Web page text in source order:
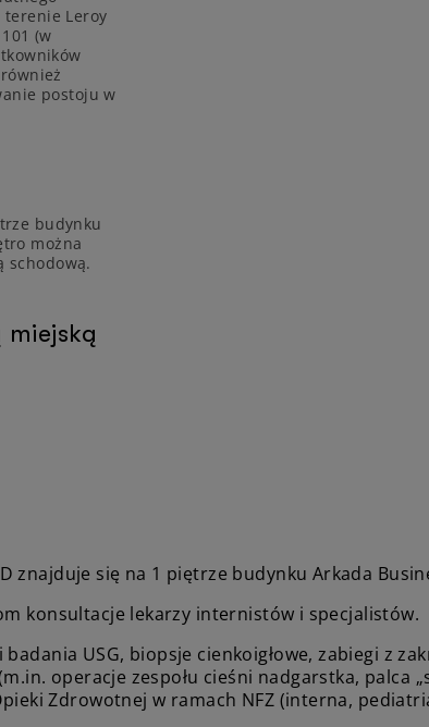
Leroy
(w
postoju w
budynku
można
schodową.
znajduje się na 1 piętrze budynku Arkada
konsultacje lekarzy internistów i specjalistów.
USG, biopsje cienkoigłowe, zabiegi z
operacje zespołu cieśni nadgarstka, palca
Zdrowotnej w ramach NFZ (interna,